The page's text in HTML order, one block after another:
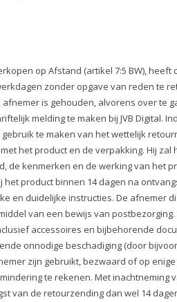
op Afstand (artikel 7:5 BW), heeft
zonder opgave van reden te
is gehouden, alvorens over te
melding te maken bij JVB Digital.
te maken van het wettelijk
het product en de verpakking. Hij zal
de kenmerken en de werking van het
product binnen 14 dagen na
en duidelijke instructies. De afnemer
van een bewijs van postbezorging.
accessoires en bijbehorende
onnodige beschadiging (door
zijn gebruikt, bezwaard of op
te rekenen. Met inachtneming
van de retourzending dan wel 14